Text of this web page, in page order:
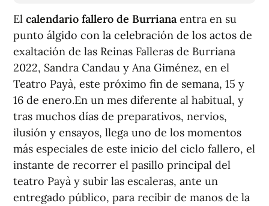
El calendario fallero de Burriana entra en su
punto álgido con la celebración de los actos de
exaltación de las Reinas Falleras de Burriana
2022, Sandra Candau y Ana Giménez, en el
Teatro Payà, este próximo fin de semana, 15 y
16 de enero.En un mes diferente al habitual, y
tras muchos días de preparativos, nervios,
ilusión y ensayos, llega uno de los momentos
más especiales de este inicio del ciclo fallero, el
instante de recorrer el pasillo principal del
teatro Payà y subir las escaleras, ante un
entregado público, para recibir de manos de la